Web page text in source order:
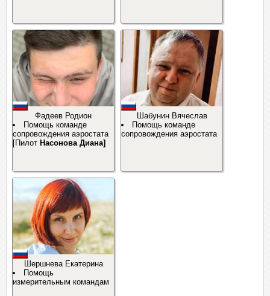
Фадеев Родион
Помощь команде
сопровождения аэростата
[Пилот Насонова Диана]
Шабунин Вячеслав
Помощь команде
сопровождения аэростата
Шершнева Екатерина
Помощь
измерительным командам